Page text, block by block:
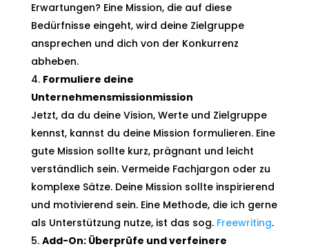
Erwartungen? Eine Mission, die auf diese
Bedürfnisse eingeht, wird deine Zielgruppe
ansprechen und dich von der Konkurrenz
abheben.
Formuliere deine
Unternehmensmissionmission
Jetzt, da du deine Vision, Werte und Zielgruppe
kennst, kannst du deine Mission formulieren. Eine
gute Mission sollte kurz, prägnant und leicht
verständlich sein. Vermeide Fachjargon oder zu
komplexe Sätze. Deine Mission sollte inspirierend
und motivierend sein. Eine Methode, die ich gerne
als Unterstützung nutze, ist das sog. Freewriting.
Add-On: Überprüfe und verfeinere